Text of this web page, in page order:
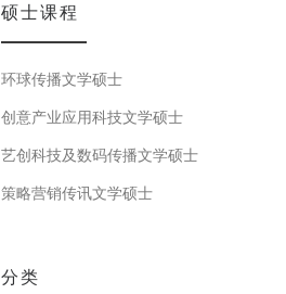
硕士课程
环球传播文学硕士
创意产业应用科技文学硕士
艺创科技及数码传播文学硕士
策略营销传讯文学硕士
分类